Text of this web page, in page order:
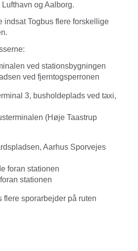
og Aalborg.
indsat Togbus flere forskellige
ved stationsbygningen
ved fjerntogsperronen
3, busholdeplads ved taxi,
(Høje Taastrup
Aarhus Sporvejes
foran stationen
stationen
sporarbejder på ruten